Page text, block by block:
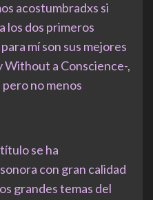
acostumbradxs si
los dos primeros
mí son sus mejores
Without a Conscience-,
no menos
se ha
con gran calidad
grandes temas del